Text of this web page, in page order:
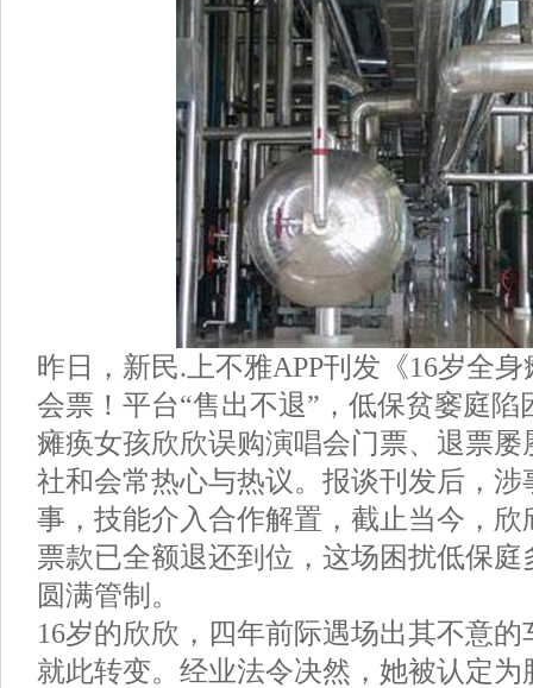
昨日，新民.上不雅APP刊发《16岁全
会票！平台“售出不退”，低保贫窭庭陷
瘫痪女孩欣欣误购演唱会门票、退票
社和会常热心与热议。报谈刊发后，
事，技能介入合作解置，截止当今，欣
票款已全额退还到位，这场困扰低保
圆满管制。
16岁的欣欣，四年前际遇场出其不意
就此转变。经业法令决然，她被认定